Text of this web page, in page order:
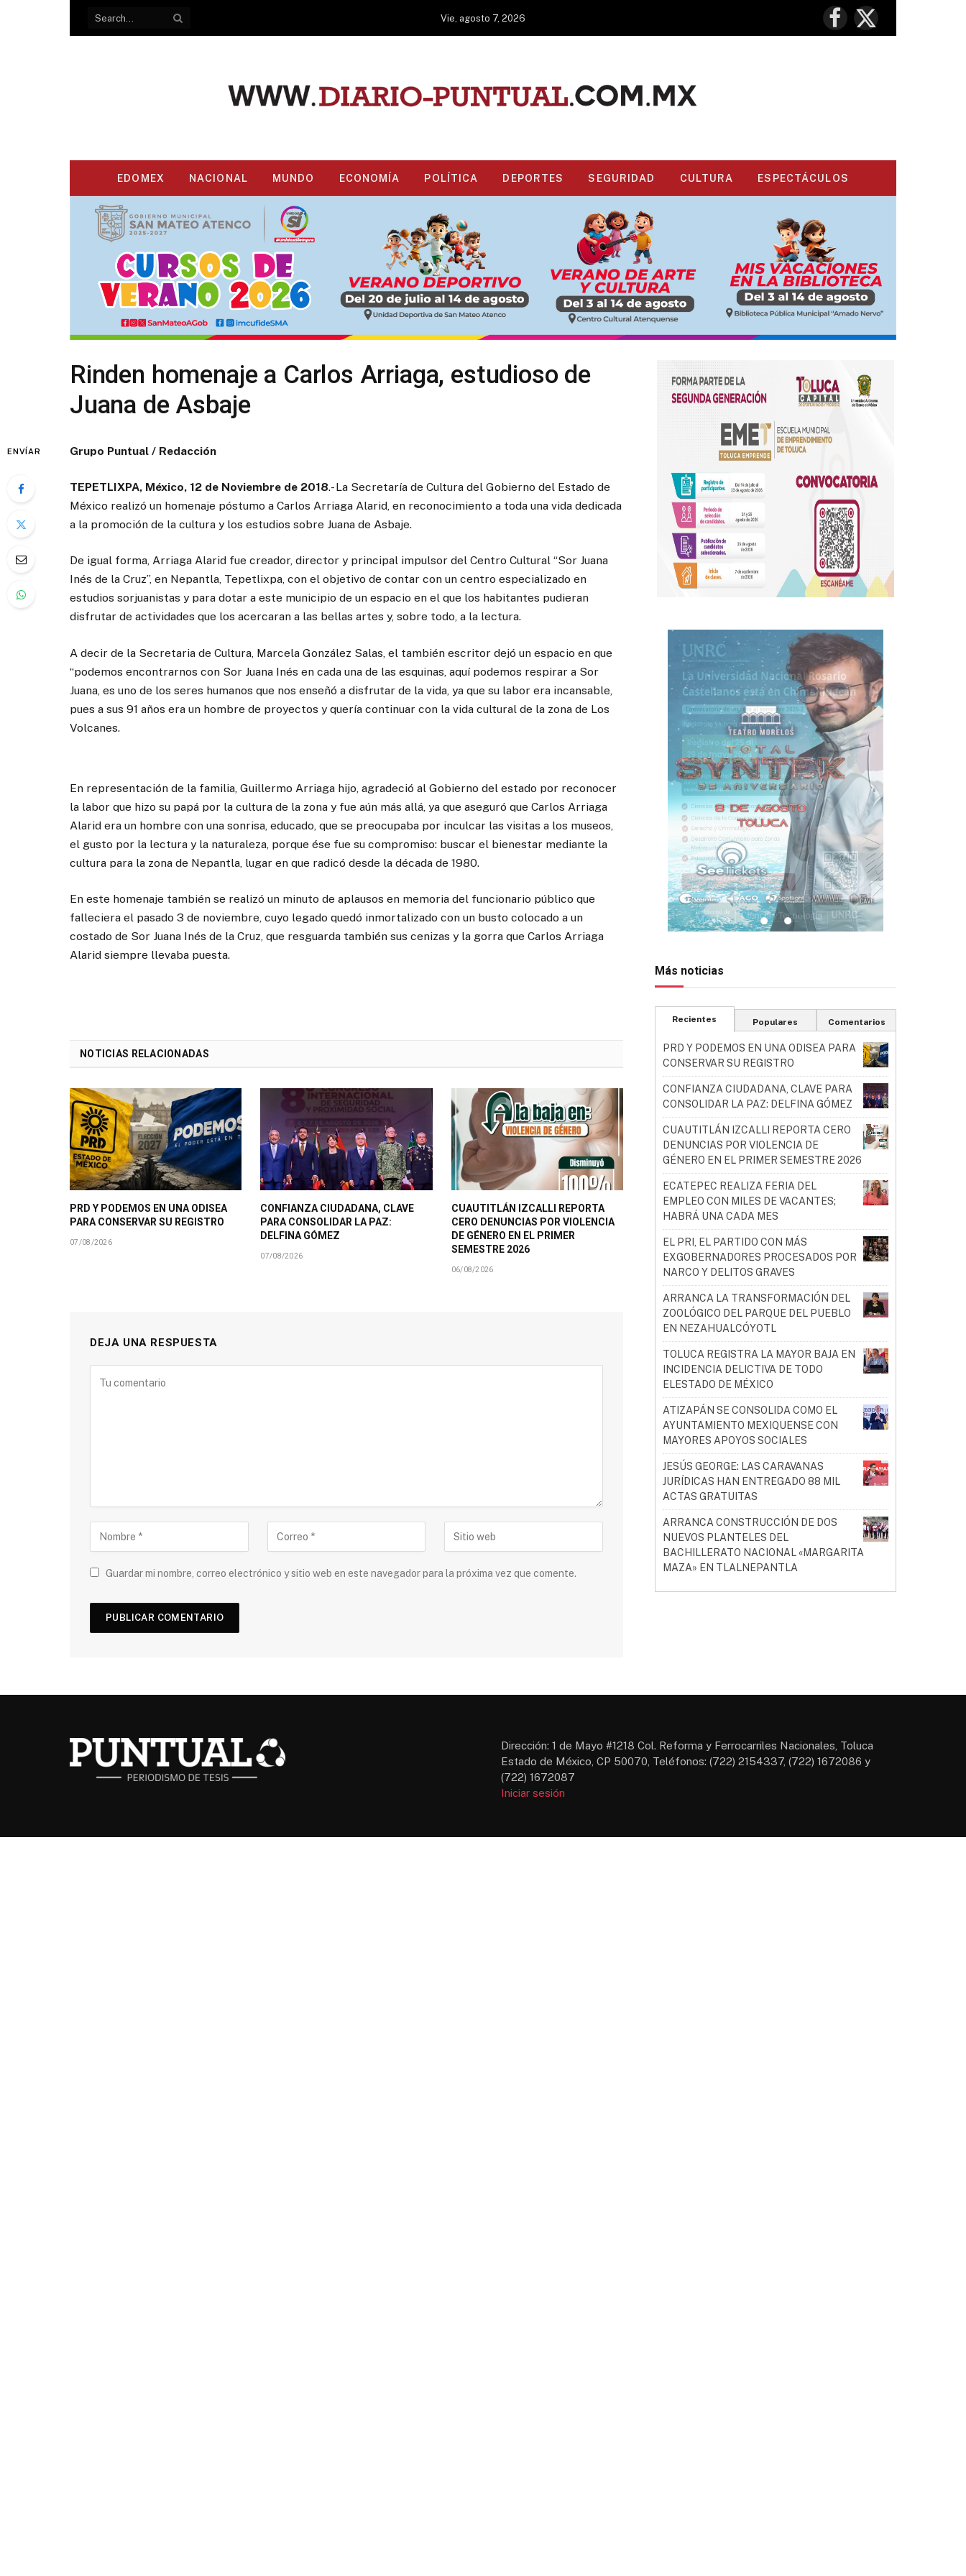
Vie, agosto 7, 2026
Facebook
X
(Twitter)
EDOMEX NACIONAL MUNDO ECONOMÍA POLÍTICA DEPORTES SEGURIDAD CULTURA ESPECTÁCULOS
Rinden homenaje a Carlos Arriaga, estudioso de
Juana de Asbaje
ENVÍAR Grupo Puntual / Redacción
TEPETLIXPA, México, 12 de Noviembre de 2018.- La Secretaría de Cultura del Gobierno del Estado de
México realizó un homenaje póstumo a Carlos Arriaga Alarid, en reconocimiento a toda una vida dedicada
a la promoción de la cultura y los estudios sobre Juana de Asbaje.
De igual forma, Arriaga Alarid fue creador, director y principal impulsor del Centro Cultural “Sor Juana
Inés de la Cruz”, en Nepantla, Tepetlixpa, con el objetivo de contar con un centro especializado en
estudios sorjuanistas y para dotar a este municipio de un espacio en el que los habitantes pudieran
disfrutar de actividades que los acercaran a las bellas artes y, sobre todo, a la lectura.
A decir de la Secretaria de Cultura, Marcela González Salas, el también escritor dejó un espacio en que
“podemos encontrarnos con Sor Juana Inés en cada una de las esquinas, aquí podemos respirar a Sor
Juana, es uno de los seres humanos que nos enseñó a disfrutar de la vida, ya que su labor era incansable,
pues a sus 91 años era un hombre de proyectos y quería continuar con la vida cultural de la zona de Los
Volcanes.
En representación de la familia, Guillermo Arriaga hijo, agradeció al Gobierno del estado por reconocer
la labor que hizo su papá por la cultura de la zona y fue aún más allá, ya que aseguró que Carlos Arriaga
Alarid era un hombre con una sonrisa, educado, que se preocupaba por inculcar las visitas a los museos,
el gusto por la lectura y la naturaleza, porque ése fue su compromiso: buscar el bienestar mediante la
cultura para la zona de Nepantla, lugar en que radicó desde la década de 1980.
En este homenaje también se realizó un minuto de aplausos en memoria del funcionario público que
falleciera el pasado 3 de noviembre, cuyo legado quedó inmortalizado con un busto colocado a un
costado de Sor Juana Inés de la Cruz, que resguarda también sus cenizas y la gorra que Carlos Arriaga
Alarid siempre llevaba puesta.
NOTICIAS RELACIONADAS
PRD Y PODEMOS EN UNA ODISEA
PARA CONSERVAR SU REGISTRO
07/08/2026
CONFIANZA CIUDADANA, CLAVE
PARA CONSOLIDAR LA PAZ:
DELFINA GÓMEZ
07/08/2026
CUAUTITLÁN IZCALLI REPORTA
CERO DENUNCIAS POR VIOLENCIA
DE GÉNERO EN EL PRIMER
SEMESTRE 2026
06/08/2026
DEJA UNA RESPUESTA
Guardar mi nombre, correo electrónico y sitio web en este navegador para la próxima vez que comente.
Más noticias
Recientes Populares Comentarios
PRD Y PODEMOS EN UNA ODISEA PARA
CONSERVAR SU REGISTRO
CONFIANZA CIUDADANA, CLAVE PARA
CONSOLIDAR LA PAZ: DELFINA GÓMEZ
CUAUTITLÁN IZCALLI REPORTA CERO
DENUNCIAS POR VIOLENCIA DE
GÉNERO EN EL PRIMER SEMESTRE 2026
ECATEPEC REALIZA FERIA DEL
EMPLEO CON MILES DE VACANTES;
HABRÁ UNA CADA MES
EL PRI, EL PARTIDO CON MÁS
EXGOBERNADORES PROCESADOS POR
NARCO Y DELITOS GRAVES
ARRANCA LA TRANSFORMACIÓN DEL
ZOOLÓGICO DEL PARQUE DEL PUEBLO
EN NEZAHUALCÓYOTL
TOLUCA REGISTRA LA MAYOR BAJA EN
INCIDENCIA DELICTIVA DE TODO
ELESTADO DE MÉXICO
ATIZAPÁN SE CONSOLIDA COMO EL
AYUNTAMIENTO MEXIQUENSE CON
MAYORES APOYOS SOCIALES
JESÚS GEORGE: LAS CARAVANAS
JURÍDICAS HAN ENTREGADO 88 MIL
ACTAS GRATUITAS
ARRANCA CONSTRUCCIÓN DE DOS
NUEVOS PLANTELES DEL
BACHILLERATO NACIONAL «MARGARITA
MAZA» EN TLALNEPANTLA
Dirección: 1 de Mayo #1218 Col. Reforma y Ferrocarriles Nacionales, Toluca
Estado de México, CP 50070, Teléfonos: (722) 2154337, (722) 1672086 y
(722) 1672087
Iniciar sesión